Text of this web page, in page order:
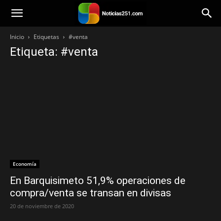
Noticias251
Inicio Etiquetas #venta
Etiqueta: #venta
Economía
En Barquisimeto 51,9% operaciones de
compra/venta se transan en divisas
20 de noviembre de 2020